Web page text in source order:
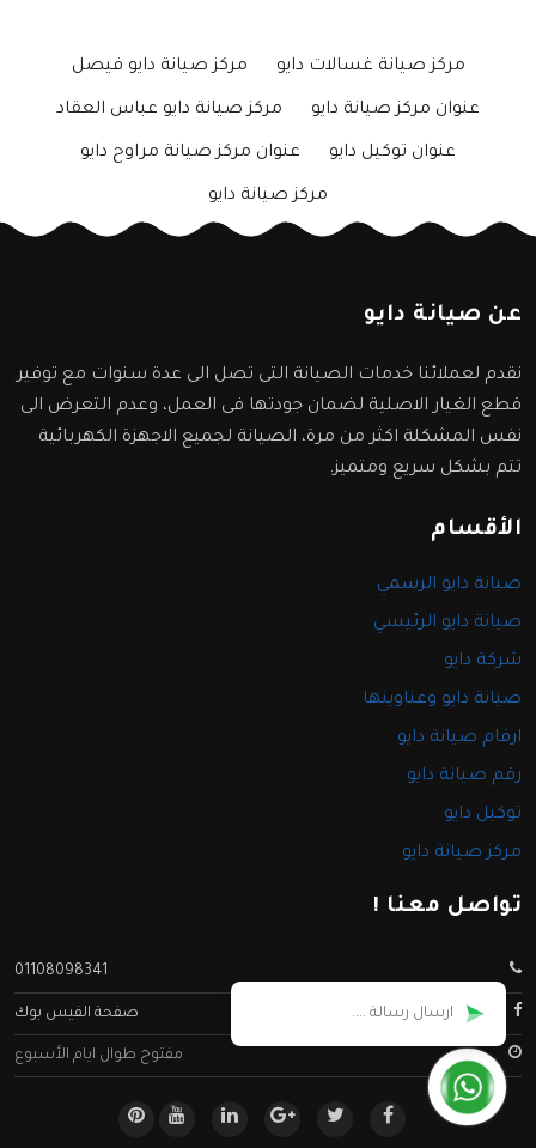
مركز صيانة غسالات دايو مركز صيانة دايو فيصل
عنوان مركز صيانة دايو مركز صيانة دايو عباس العقاد
عنوان توكيل دايو عنوان مركز صيانة مراوح دايو
مركز صيانة دايو
عن صيانة دايو
نقدم لعملائنا خدمات الصيانة التى تصل الى عدة سنوات مع توفير
قطع الغيار الاصلية لضمان جودتها فى العمل، وعدم التعرض الى
نفس المشكلة اكثر من مرة، الصيانة لجميع الاجهزة الكهربائية
تتم بشكل سريع ومتميز.
الأقسام
صيانة دايو الرسمي
صيانة دايو الرئيسي
شركة دايو
صيانة دايو وعناوينها
ارقام صيانة دايو
رقم صيانة دايو
توكيل دايو
مركز صيانة دايو
تواصل معنا !
01108098341
صفحة الفيس بوك
مفتوح طوال ايام الأسبوع